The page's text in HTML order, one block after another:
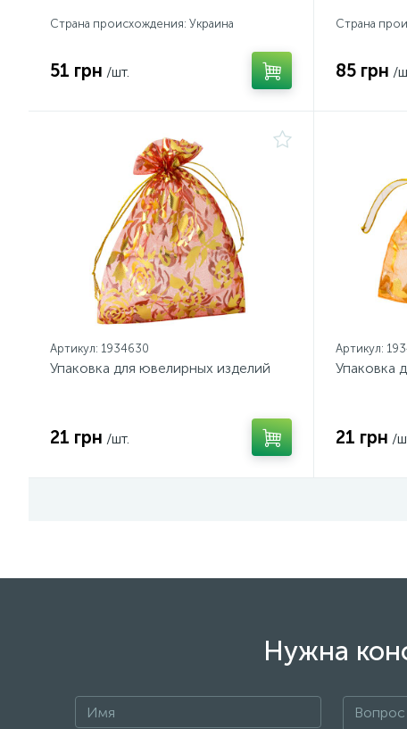
Страна происхождения: Украина
51 грн /шт.
Страна
85 грн /
Артикул: 1934630
Упаковка для ювелирных изделий
21 грн /шт.
Артикул:
Упаковка
21 грн /
Нужна